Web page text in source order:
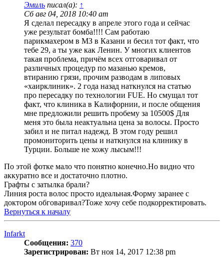
Эмиль писал(а): ↑
Сб авг 04, 2018 10:40 am
Я сделал пересадку в апреле этого года и сейчас
уже результат бомба!!!! Сам работаю
парикмахером в МЗ в Казани и бесил тот факт, что
тебе 29, а ты уже как Ленин. У многих клиентов
такая проблема, причём всех отговаривал от
различных процедур по мазанью кремов,
втиранию грязи, прочим разводам в липовых
«хаирклиник». 2 года назад наткнулся на статью
про пересадку по технологии FUE. Но смущал тот
факт, что клиника в Калифорнии, и после общения
мне предложили решить пробему за 10500$ Для
меня это была неактуальна цена за волосы. Просто
забил и не питал надежд. В этом году решил
промониторить цены и наткнулся на клинику в
Турции. Больше не хожу лысым!!!
По этой фотке мало что понятно конечно.Но видно что
аккуратно все и достаточно плотно.
Графты с затылка брали?
Линия роста волос просто идеальная.Форму заранее с
доктором обговаривал?Тоже хочу себе подкорректировать.
Вернуться к началу
Infarkt
Сообщения: 370
Зарегистрирован: Вт ноя 14, 2017 12:38 pm